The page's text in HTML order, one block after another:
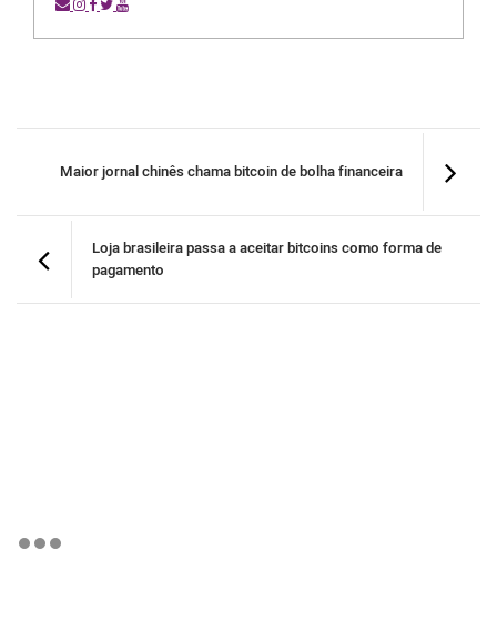
Maior jornal chinês chama bitcoin de bolha financeira
Loja brasileira passa a aceitar bitcoins como forma de
pagamento